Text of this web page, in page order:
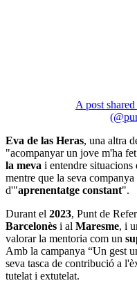
A post
Eva de las Heras, una altra
"acompanyar un jove m'ha fet
la meva i entendre
mentre que la seva companya
d'"aprenentatge constant".
Durant el 2023, Punt de
Barcelonès i al Maresme, i
valorar la mentoria com un
Amb la campanya “Un gest
seva tasca de contribució a
tutelat i extutelat.